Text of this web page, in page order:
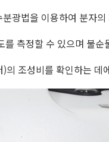
광법을 이용하여 분자
측정할 수 있으며 불순
조성비를 확인하는 데